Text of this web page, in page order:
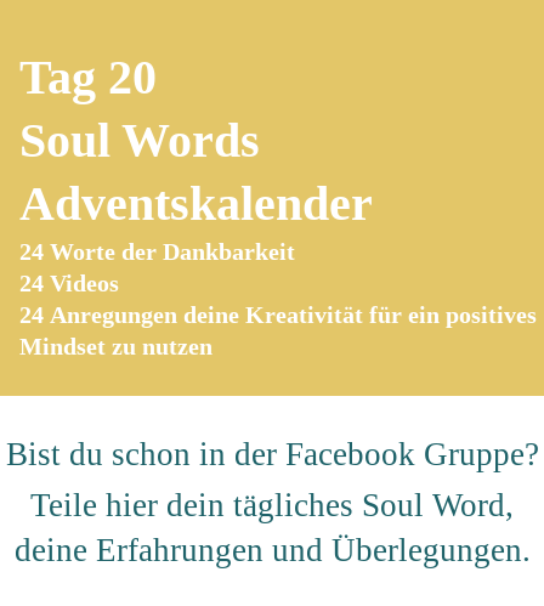
Tag 20
Soul Words
Adventskalender
24 Worte der Dankbarkeit
24 Videos
24 Anregungen deine Kreativität für ein positives
Mindset zu nutzen
Bist du schon in der Facebook Gruppe?
Teile hier dein tägliches Soul Word,
deine Erfahrungen und Überlegungen.